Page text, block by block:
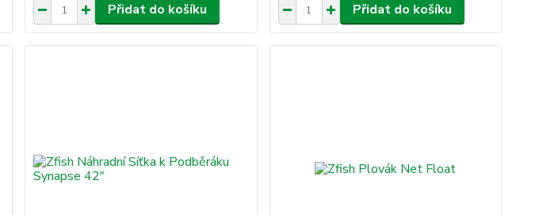
Přidat do košíku Přidat do košíku